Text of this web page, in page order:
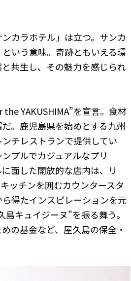
カラホテル」は立つ。サンカ
いう意味。奇跡ともいえる環
共生し、その魅力を感じられ
YAKUSHIMA”を宣言。食材
。鹿児島県を始めとする九州
チレストランで提供してい
プルでカジュアルなプリ
面した開放的な店内は、リ
ッチンを囲むカウンタースタ
得たインスピレーションを元
キュイジーヌ”を振る舞う。
の基金など、屋久島の保全・